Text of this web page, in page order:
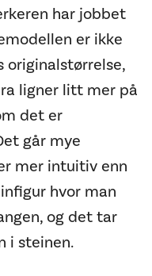
har jobbet
er ikke
originalstørrelse,
ligner litt mer på
det er
går mye
mer intuitiv enn
hvor man
og det tar
i steinen.